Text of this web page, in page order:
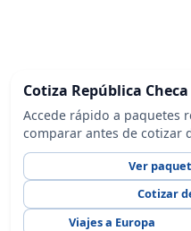
Cotiza República
Accede rápido a paquetes
comparar antes de cotizar
Ver
Cotizar
Viajes a Europa